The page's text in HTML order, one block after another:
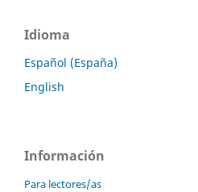
Idioma
Español (España)
English
Información
Para lectores/as